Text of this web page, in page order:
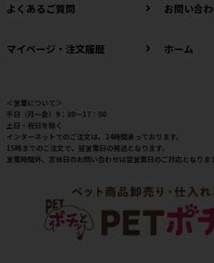
よくあるご質問 お問い合
マイページ・注文履歴 ホーム
＜営業について＞
平日（月～金）9：00～17：00
土日・祝日を除く
インターネットでのご注文は、24時間承っております。
15時までのご注文で、翌営業日の発送となります。
営業時間外、定休日のお問い合わせは翌営業日のご対応となりま